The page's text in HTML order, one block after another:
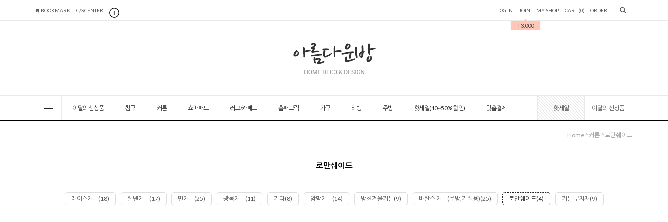
BOOKMARK C/S CENTER LOG IN JOIN
+3,000
MY SHOP CART (0) ORDER
이달의 신상품 침구 커튼 쇼파패드 러그/카페트 홈패브릭 가구 리빙 주방 핫세일(10~50% 할인) 맞춤결제 이달의 신상품
핫세일
Home > 커튼 >로만쉐이드
로만쉐이드
레이스커튼(18) 린넨커튼(17) 면커튼(25) 광목커튼(11) 기타(8) 암막커튼(14) 방한겨울커튼(9) 바란스 커튼(주방,거실용)(25) 로만쉐이드(4) 커튼 부자재(9)